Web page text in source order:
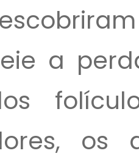
a
os